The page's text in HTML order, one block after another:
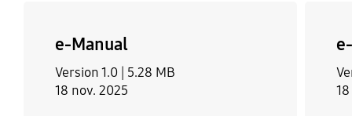
e-Manual
Version 1.0 | 5.28 MB
18 nov. 2025